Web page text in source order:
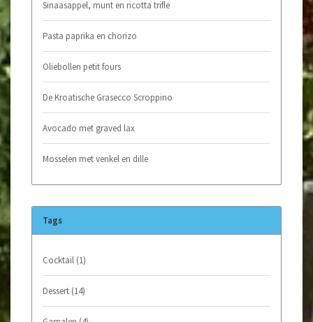
Sinaasappel, munt en ricotta trifle
Pasta paprika en chorizo
Oliebollen petit fours
De Kroatische Grasecco Scroppino
Avocado met graved lax
Mosselen met venkel en dille
Tags
Cocktail (1)
Dessert (14)